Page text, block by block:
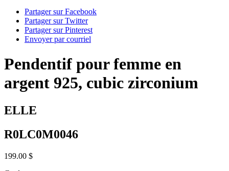
Partager sur Facebook
Partager sur Twitter
Partager sur Pinterest
Envoyer par courriel
Pendentif pour femme en
argent 925, cubic zirconium
ELLE
R0LC0M0046
199.00 $